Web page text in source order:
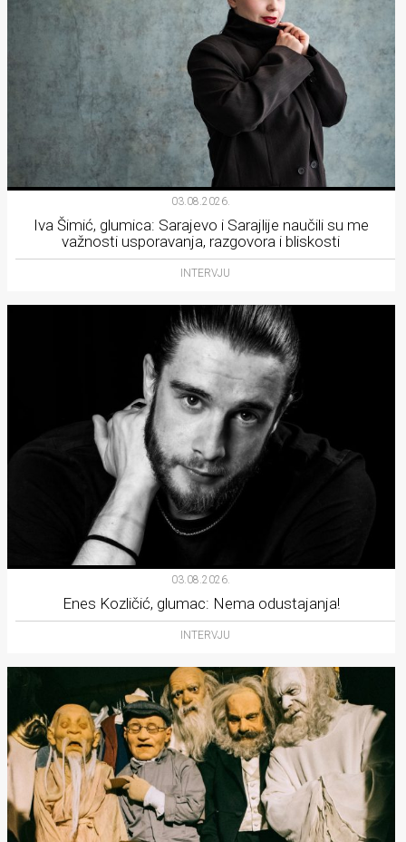
03.08.2026.
Iva Šimić, glumica: Sarajevo i Sarajlije naučili su me
važnosti usporavanja, razgovora i bliskosti
INTERVJU
03.08.2026.
Enes Kozličić, glumac: Nema odustajanja!
INTERVJU